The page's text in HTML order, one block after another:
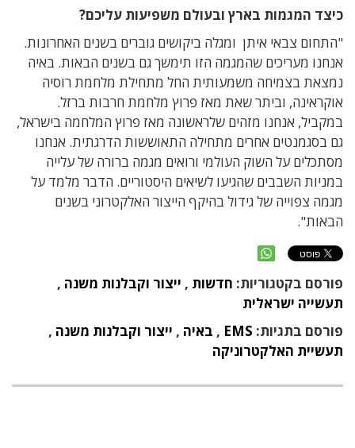
כיצד המגמות בארץ ובעולם משפיעות עליכם?
"התחום צבאי איתן ומגלה ביקושים גוברים בשנים האחרונות.
אנחנו מעריכים שהמגמה הזו תימשך גם בשנים הבאות. באיה
נמצאת בצמיחה משמעותית החל מתחילת מלחמת רוסיה
אוקראינה, וביתר שאת מאז פרוץ מלחמת חרבות ברזל.
במקביל, אנחנו מזהים שלראשונה מאז פרוץ המלחמה בישראל,
גם בסגמנטים אחרים מתחילה התאוששות הדרגתית. אנחנו
מסתכלים על השוק העולמי ורואים מגמה ברורה של עלייה
במניות השבבים שהגיעו לשיאים היסטוריים. הדבר מלמד על
מגמה צפוייה של גידול בהיקף הייצור האלקטרוני בשנים
הבאות".
פורסם בקטגוריות: חדשות , ייצור וקבלנות משנה ,
תעשייה ישראלית
פורסם בתגיות: EMS
, באיה , ייצור וקבלנות משנה ,
תעשיית האלקטרוניקה